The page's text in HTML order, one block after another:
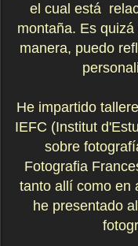
el cual está
montaña. Es
manera, puedo
He impartido
IEFC (Institut
sobre
Fotografia
tanto allí como en
he presentado